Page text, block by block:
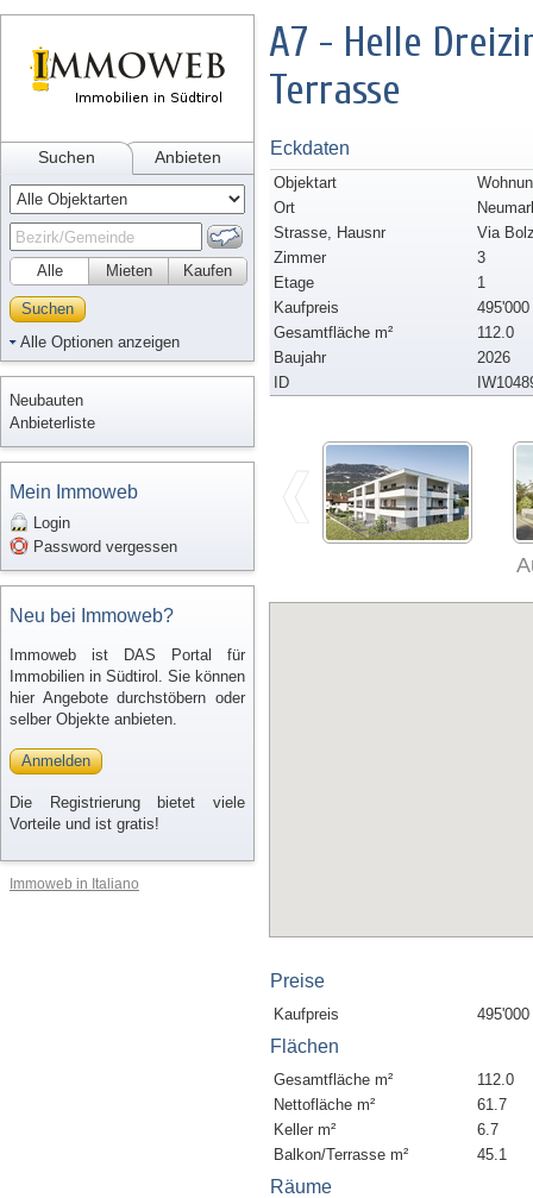
Suchen Anbieten
Alle Kaufen
Mieten
Suchen
Alle Optionen anzeigen
Neubauten
Anbieterliste
Mein Immoweb
Login
Password vergessen
Neu bei Immoweb?
Immoweb ist DAS Portal für
Immobilien in Südtirol. Sie können
hier Angebote durchstöbern oder
selber Objekte anbieten.
Anmelden
Die Registrierung bietet viele
Vorteile und ist gratis!
Immoweb in Italiano
A7 - Helle
Terrasse
Eckdaten
Objektart
Ort
Strasse, Hausnr
Via
Zimmer
3
Etage
1
Kaufpreis
495'000
Gesamtfläche m²
112.0
Baujahr
2026
ID
Preise
Kaufpreis 495'000
Flächen
Gesamtfläche m²
112.0
Nettofläche m²
61.7
Keller m²
6.7
Balkon/Terrasse m²
45.1
Räume